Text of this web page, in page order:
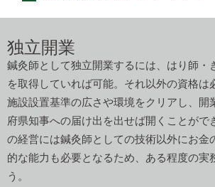
独立開業
鍼灸師として独立開業するには、はり師・
を取得していれば可能。それ以外の資格は
施設設置基準の広さや環境をクリアし、開業後10 日以
府県知事への届け出を出せば開くことがで
の経営には鍼灸師としての技術以外にお金
的な能力も必要となるため、ある程度の実
う。